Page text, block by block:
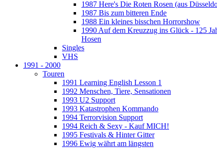
1987 Here's Die Roten Rosen (aus
1987 Bis zum bitteren Ende
1988 Ein kleines bisschen Horrorshow
1990 Auf dem Kreuzzug ins Glück - 125
Hosen
Singles
VHS
1991 - 2000
Touren
1991 Learning English Lesson 1
1992 Menschen, Tiere, Sensationen
1993 U2 Support
1993 Katastrophen Kommando
1994 Terrorvision Support
1994 Reich & Sexy - Kauf MICH!
1995 Festivals & Hinter Gitter
1996 Ewig währt am längsten